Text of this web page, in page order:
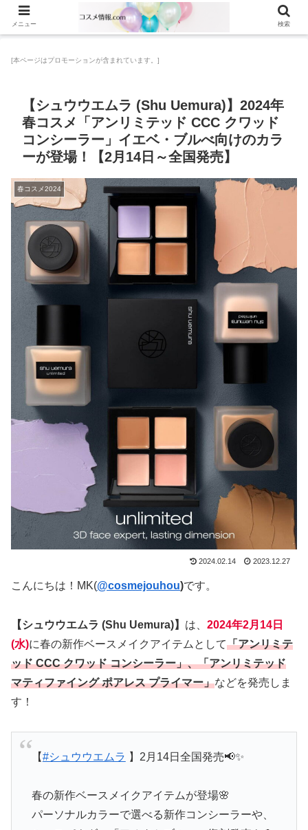
[本ページはプロモーションが含まれています。]
【シュウウエムラ (Shu Uemura)】2024年
春コスメ「アンリミテッド CCC クワッド
コンシーラー」イエベ・ブルべ向けのカラ
ーが登場！【2月14日～全国発売】
春コスメ2024
2024.02.14 2023.12.27
こんにちは！MK(@cosmejouhou)です。
【シュウウエムラ (Shu Uemura)】 は、 2024年2月14日
(水)に春の新作ベースメイクアイテムとして「アンリミテ
ッド CCC クワッド コンシーラー」、「アンリミテッド
マティファイング ポアレス プライマー」などを発売しま
す！
【#シュウウエムラ 】2月14日全国発売📢✨
春の新作ベースメイクアイテムが登場🌸
パーソナルカラーで選べる新作コンシーラーや、
メニュー 検索